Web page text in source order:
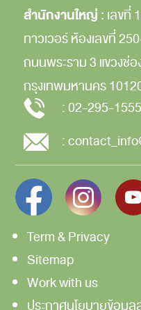
สำนักงานใหญ่ : เลขที่
ทาวเวอร์ห้องเลขที่
ถนนพระราม 3 แขวงช่
กรุงเทพมหานคร
:02-295-1555
:
Term & Privacy
Sitemap
Work with us
ประกาศนโยบายข้อมู